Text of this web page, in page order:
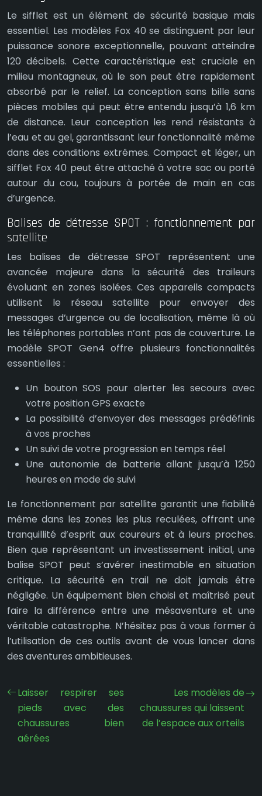
Le sifflet est un élément de sécurité basique mais
essentiel. Les modèles Fox 40 se distinguent par leur
puissance sonore exceptionnelle, pouvant atteindre
120 décibels. Cette caractéristique est cruciale en
milieu montagneux, où le son peut être rapidement
absorbé par le relief. La conception sans bille sans
pièces mobiles qui peut être entendu jusqu’à 1,6 km
de distance. Leur conception les rend résistants à
l’eau et au gel, garantissant leur fonctionnalité même
dans des conditions extrêmes. Compact et léger, un
sifflet Fox 40 peut être attaché à votre sac ou porté
autour du cou, toujours à portée de main en cas
d’urgence.
Balises de détresse SPOT : fonctionnement par
satellite
Les balises de détresse SPOT représentent une
avancée majeure dans la sécurité des traileurs
évoluant en zones isolées. Ces appareils compacts
utilisent le réseau satellite pour envoyer des
messages d’urgence ou de localisation, même là où
les téléphones portables n’ont pas de couverture. Le
modèle SPOT Gen4 offre plusieurs fonctionnalités
essentielles :
Un bouton SOS pour alerter les secours avec
votre position GPS exacte
La possibilité d’envoyer des messages prédéfinis
à vos proches
Un suivi de votre progression en temps réel
Une autonomie de batterie allant jusqu’à 1250
heures en mode de suivi
Le fonctionnement par satellite garantit une fiabilité
même dans les zones les plus reculées, offrant une
tranquillité d’esprit aux coureurs et à leurs proches.
Bien que représentant un investissement initial, une
balise SPOT peut s’avérer inestimable en situation
critique. La sécurité en trail ne doit jamais être
négligée. Un équipement bien choisi et maîtrisé peut
faire la différence entre une mésaventure et une
véritable catastrophe. N’hésitez pas à vous former à
l’utilisation de ces outils avant de vous lancer dans
des aventures ambitieuses.
Laisser respirer ses
pieds avec des
chaussures bien
aérées
Les modèles de
chaussures qui laissent
de l’espace aux orteils